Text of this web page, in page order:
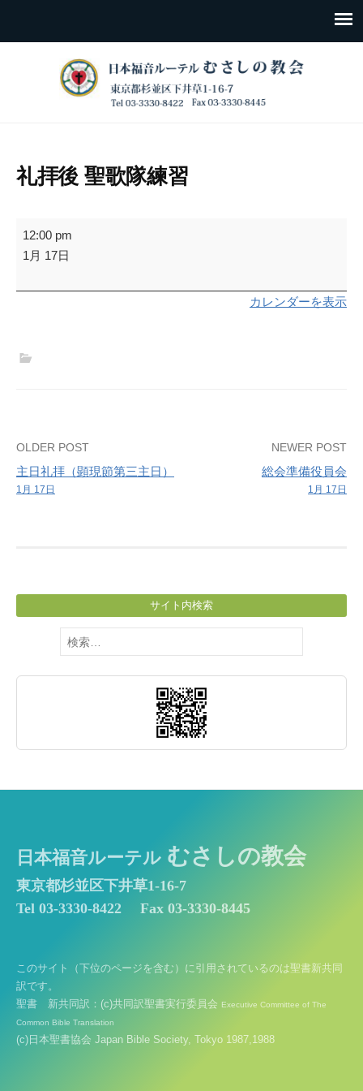
礼拝後 聖歌隊練習
礼
拝
聖
12:00 pm
1月 17日
カレンダーを表示
Post
navigation
OLDER POST
主日礼拝（顕現節第三主日）
1月 17日
NEWER POST
総会準備役員会
1月 17日
サイト内検索
検
索:
日本福音ルーテル むさしの教会
東京都杉並区下井草1-16-7
Tel 03-3330-8422
Fax 03-3330-8445
このサイト（下位のページを含む）に引用されているのは聖書新共同
訳です。
聖書 新共同訳：(c)共同訳聖書実行委員会 Executive Committee of The
Common Bible Translation
(c)日本聖書協会 Japan Bible Society, Tokyo 1987,1988